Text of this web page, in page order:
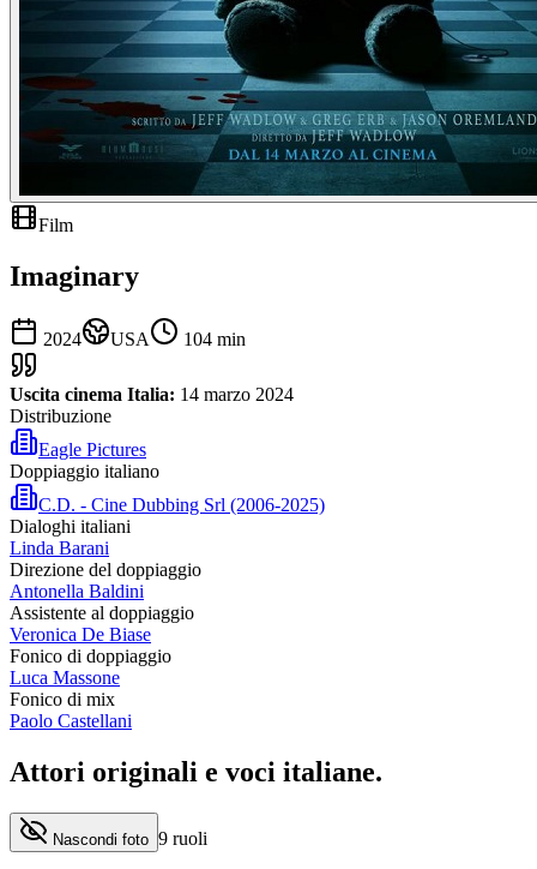
Film
Imaginary
2024 USA 104 min
Uscita cinema Italia: 14 marzo 2024
Distribuzione
Eagle Pictures
Doppiaggio italiano
C.D. - Cine Dubbing Srl (2006-2025)
Dialoghi italiani
Linda Barani
Direzione del doppiaggio
Antonella Baldini
Assistente al doppiaggio
Veronica De Biase
Fonico di doppiaggio
Luca Massone
Fonico di mix
Paolo Castellani
Attori originali e voci italiane.
Nascondi foto 9 ruoli